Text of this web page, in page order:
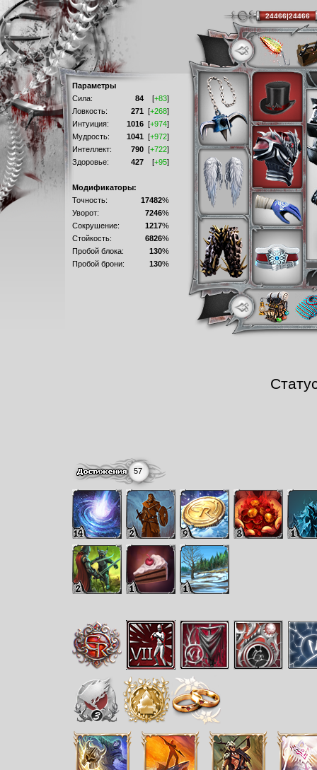
Параметры
Сила:
84 [+83]
Ловкость:
271 [+268]
Интуиция:
1016 [+974]
Мудрость:
1041 [+972]
Интеллект:
790 [+722]
Здоровье:
427 [+95]
Модификаторы:
Точность:
17482%
Уворот:
7246%
Сокрушение:
1217%
Стойкость:
6826%
Пробой блока:
130%
Пробой брони:
130%
57
24466|24466